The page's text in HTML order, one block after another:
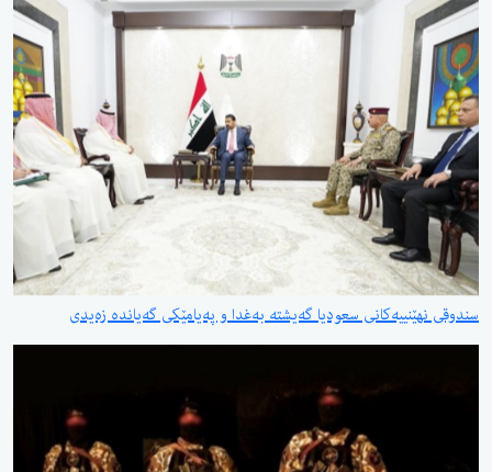
سندوقی نهێنییەكانی سعودیا گەیشتە بەغدا و پەیامێكی گەیاندە زەیدی